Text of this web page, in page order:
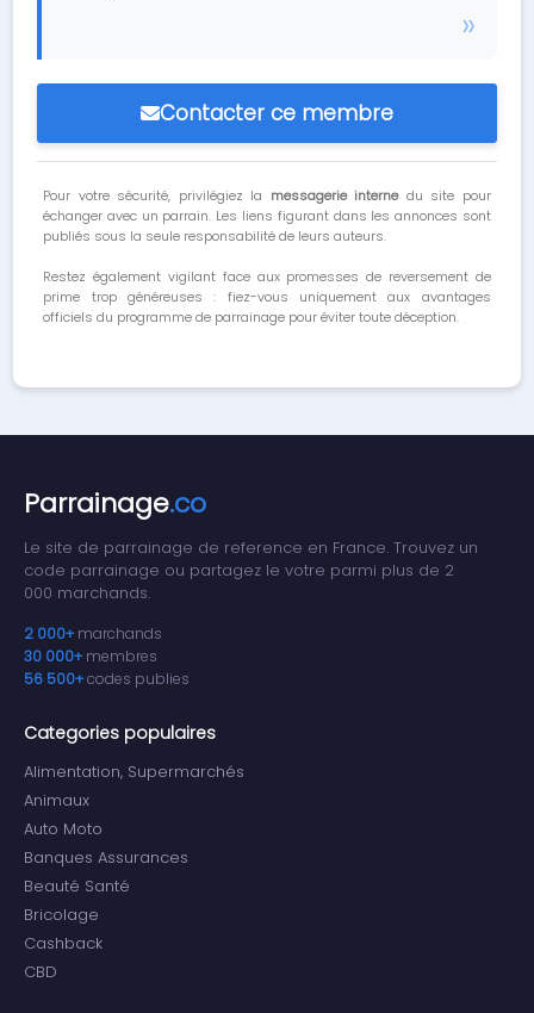
Contacter ce membre
Pour votre sécurité, privilégiez la messagerie internedu site pour
échanger avec un parrain. Les liens figurant dans les annonces sont
publiés sous la seule responsabilité de leurs auteurs.
Restez également vigilant face aux promesses de reversement de
prime trop généreuses : fiez-vous uniquement aux avantages
officiels du programme de parrainage pour éviter toute déception.
Parrainage.co
Le site de parrainage de reference en France. Trouvez un
code parrainage ou partagez le votre parmi plus de 2
000 marchands.
2 000+ marchands
30 000+ membres
56 500+codes publies
Categories populaires
Alimentation, Supermarchés
Animaux
Auto Moto
Banques Assurances
Beauté Santé
Bricolage
Cashback
CBD